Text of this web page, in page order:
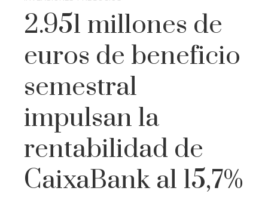
2.951 millones de
euros de beneficio
semestral
impulsan la
rentabilidad de
CaixaBank al 15,7%